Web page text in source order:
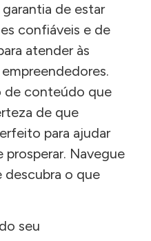
de estar
confiáveis e de
atender às
de conteúdo que
de que
para ajudar
Navegue
descubra o que
seu